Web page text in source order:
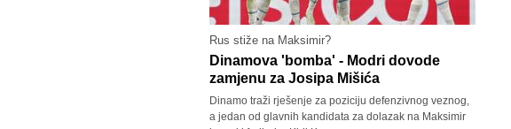
Rus stiže na Maksimir?
Dinamova 'bomba' - Modri dovode
zamjenu za Josipa Mišića
Dinamo traži rješenje za poziciju defenzivnog veznog,
a jedan od glavnih kandidata za dolazak na Maksimir